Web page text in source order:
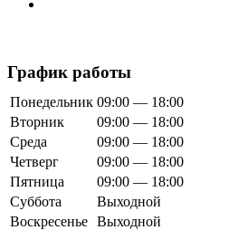
График работы
Понедельник 09:00 — 18:00
Вторник
09:00 — 18:00
Среда
09:00 — 18:00
Четверг
09:00 — 18:00
Пятница
09:00 — 18:00
Суббота
Выходной
Воскресенье Выходной